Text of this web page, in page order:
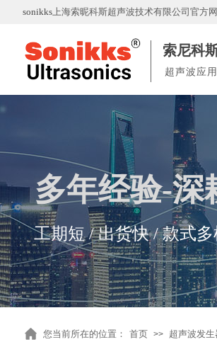
sonikks上海索昵科斯超声波技术有限公司官方
超声波应
索尼科
多年经验-深
工期短 / 出货快 / 款式
首页 >> 超声波发生
您当前所在的位置：